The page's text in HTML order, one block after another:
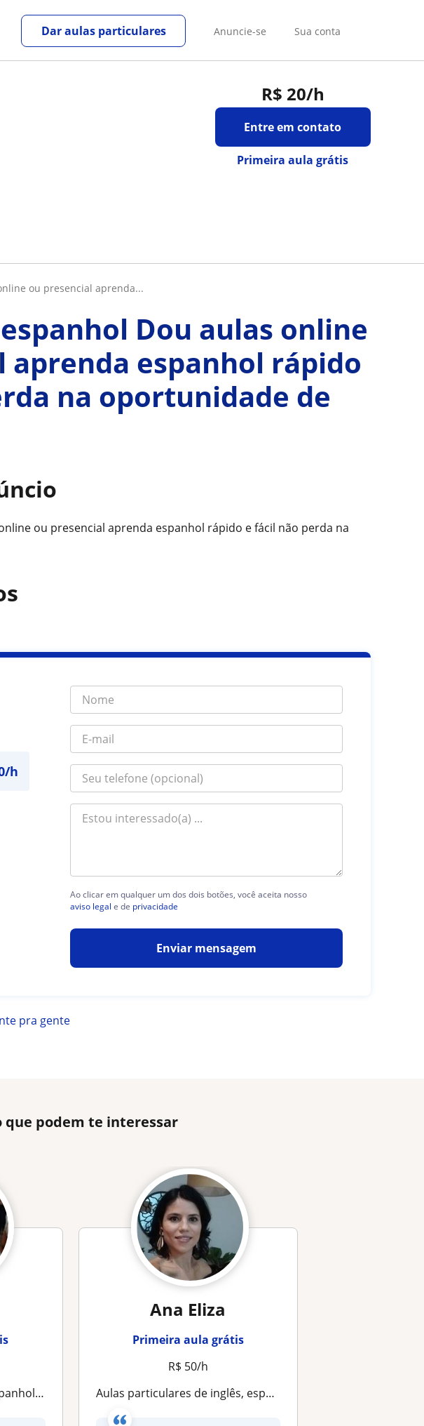
Anuncie-se Sua conta
Dar aulas particulares
R$ 20/h
Entre em contato
Primeira aula grátis
ou presencial aprenda...
Dou aulas online
aprenda espanhol rápido
na oportunidade de
ou presencial aprenda espanhol rápido e fácil não perda na
h
Ao clicar em qualquer um dos dois botões, você aceita nosso
aviso legal e de privacidade
Enviar mensagem
pra gente
que podem te interessar
e adultos
Ana Eliza
Primeira aula grátis
R$ 50/h
Aulas particulares de inglês, espanhol ou história